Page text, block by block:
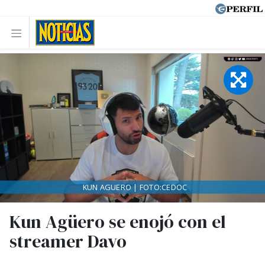
Kun Agüero se enojó con el
streamer Davo
KUN AGUERO | FOTO:CEDOC